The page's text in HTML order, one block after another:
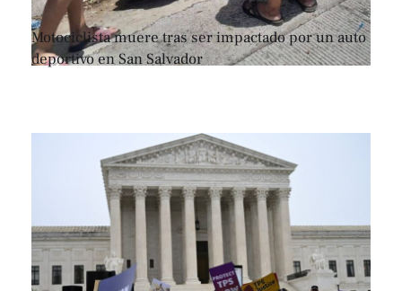
Motociclista muere tras ser impactado por un auto
deportivo en San Salvador